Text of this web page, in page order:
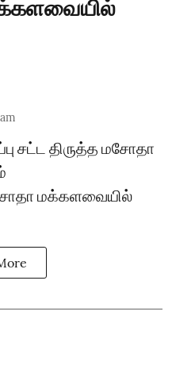
சட்ட திருத்த மசோதா
மக்களவையில்